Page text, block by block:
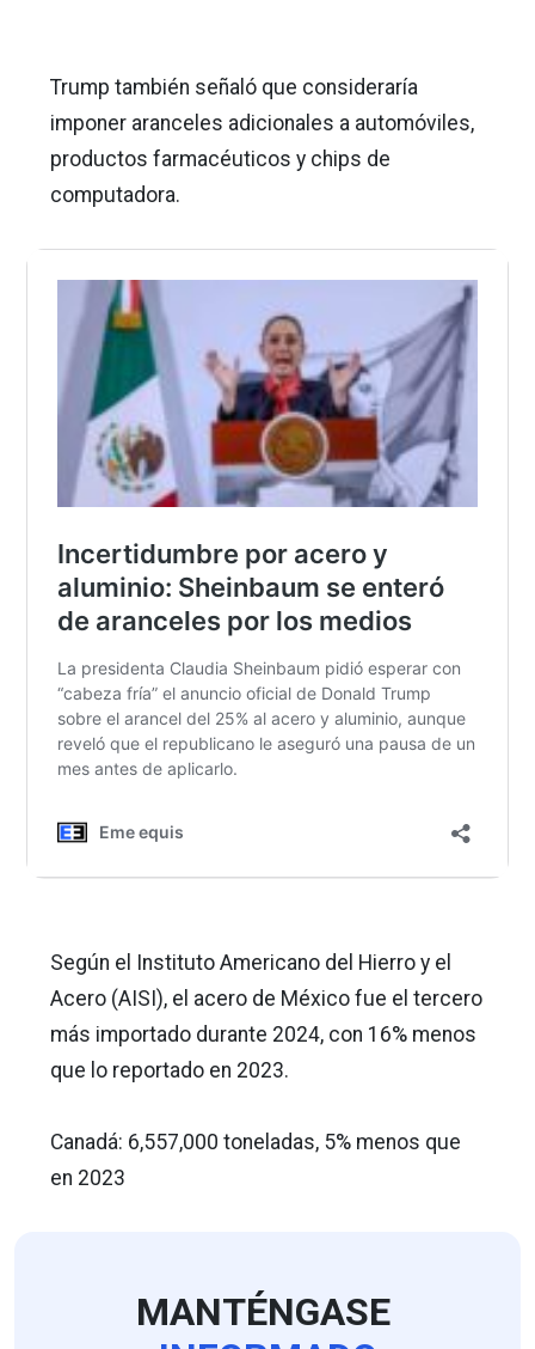
Trump también señaló que consideraría
imponer aranceles adicionales a automóviles,
productos farmacéuticos y chips de
computadora.
Según el Instituto Americano del Hierro y el
Acero (AISI), el acero de México fue el tercero
más importado durante 2024, con 16% menos
que lo reportado en 2023.
Canadá: 6,557,000 toneladas, 5% menos que
en 2023
MANTÉNGASE